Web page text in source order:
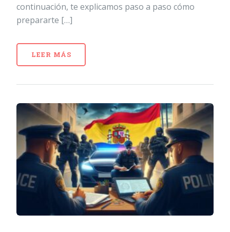
continuación, te explicamos paso a paso cómo
prepararte […]
LEER MÁS